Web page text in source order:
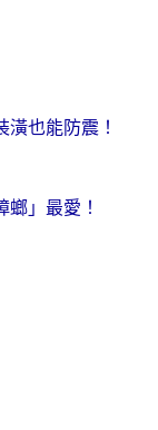
也能防震！
」最愛！